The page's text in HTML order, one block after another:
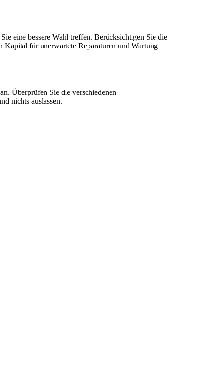
eine bessere Wahl treffen. Berücksichtigen Sie die
Kapital für unerwartete Reparaturen und Wartung
Überprüfen Sie die verschiedenen
nichts auslassen.